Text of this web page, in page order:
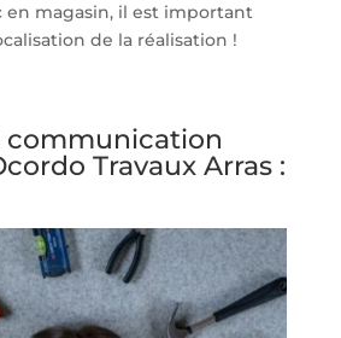
en magasin, il est important
de la réalisation !
communication
Travaux Arras :